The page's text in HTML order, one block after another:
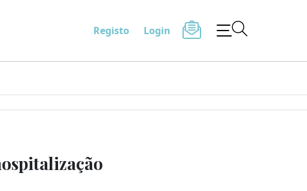
Registo Login